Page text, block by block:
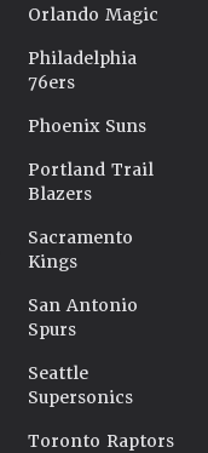
Orlando Magic
Philadelphia
76ers
Phoenix Suns
Portland Trail
Blazers
Sacramento
Kings
San Antonio
Spurs
Seattle
Supersonics
Toronto Raptors